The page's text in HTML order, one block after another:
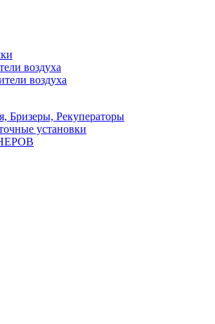
воздуха
воздуха
Бризеры, Рекуператоры
установки